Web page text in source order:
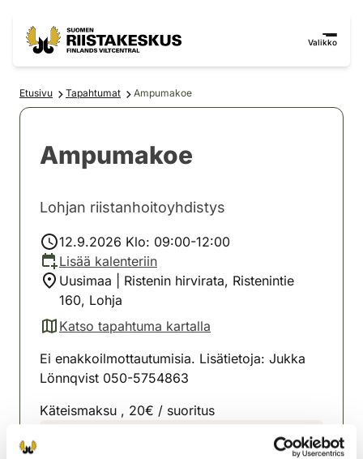
Valikko
Etusivu Tapahtumat Ampumakoe
Ampumakoe
Lohjan riistanhoitoyhdistys
12.9.2026 Klo: 09:00-12:00
Lisää kalenteriin
Uusimaa | Ristenin hirvirata, Ristenintie
160, Lohja
Katso tapahtuma kartalla
(avautuu uuteen välilehteen)
Ei enakkoilmottautumisia. Lisätietoja: Jukka
Lönnqvist 050-5754863
Käteismaksu , 20€ / suoritus